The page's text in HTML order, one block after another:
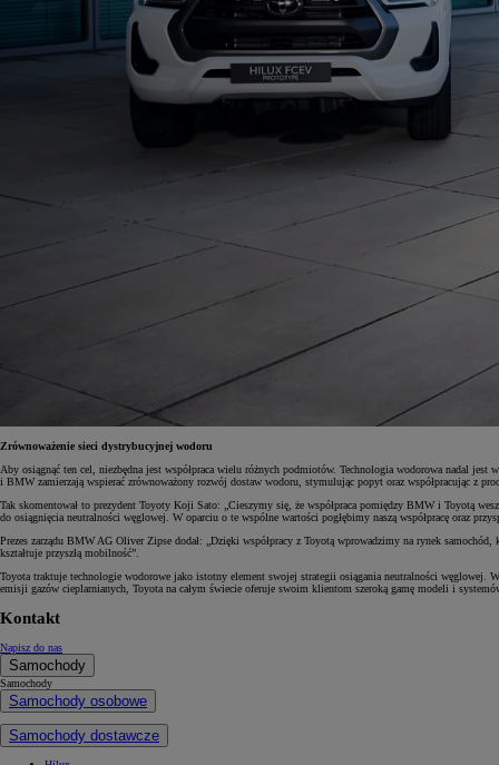
Od 117 670 zł
Zrównoważenie sieci dystrybucyjnej wodoru
Aby osiągnąć ten cel, niezbędna jest współpraca wielu różnych podmiotów. Technologia wodorowa nadal
i BMW zamierzają wspierać zrównoważony rozwój dostaw wodoru, stymulując popyt oraz współpracując z
Tak skomentował to prezydent Toyoty Koji Sato: „Cieszymy się, że współpraca pomiędzy BMW i Toyotą
do osiągnięcia neutralności węglowej. W oparciu o te wspólne wartości pogłębimy naszą współpracę oraz
Prezes zarządu BMW AG Oliver Zipse dodał: „Dzięki współpracy z Toyotą wprowadzimy na rynek
kształtuje przyszłą mobilność”.
Toyota traktuje technologie wodorowe jako istotny element swojej strategii osiągania neutralności
emisji gazów cieplarnianych, Toyota na całym świecie oferuje swoim klientom szeroką gamę modeli i
Kontakt
Napisz do nas
Samochody
Samochody
Samochody osobowe
Samochody dostawcze